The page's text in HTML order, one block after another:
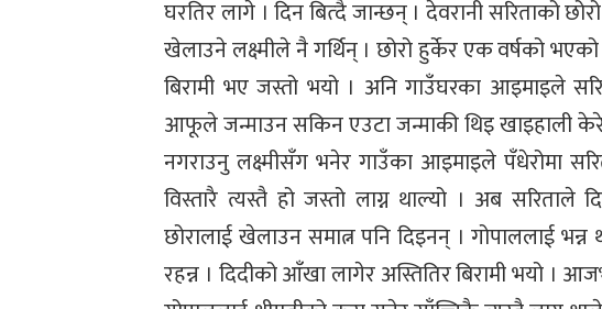
घरतिर लागे । दिन बित्दै जान्छन् । देवरानी सरिताको
खेलाउने लक्ष्मीले नै गर्थिन् । छोरो हुर्केर एक वर्षको
बिरामी भए जस्तो भयो । अनि गाउँघरका आइमाइले
आफूले जन्माउन सकिन एउटा जन्माकी थिइ खाइहाली
नगराउनु लक्ष्मीसँग भनेर गाउँका आइमाइले पँधेरोमा
विस्तारै त्यस्तै हो जस्तो लाग्न थाल्यो । अब सरिताले
छोरालाई खेलाउन समात्न पनि दिइनन् । गोपाललाई भन्न
रहन्न । दिदीको आँखा लागेर अस्तितिर बिरामी भयो ।